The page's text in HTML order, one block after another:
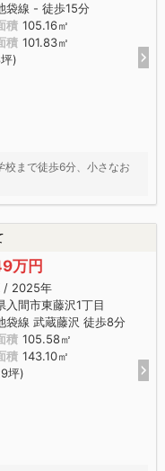
袋線 - 徒歩15分
積 105.16㎡
積 101.83㎡
)
校まで徒歩6分、小さなお
万円
/ 2025年
入間市東藤沢1丁目
袋線 武蔵藤沢 徒歩8分
積 105.58㎡
積 143.10㎡
坪)